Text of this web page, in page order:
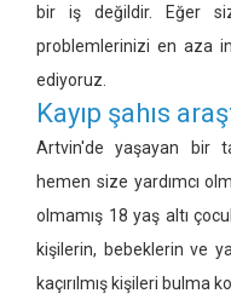
bir iş değildir. Eğer
problemlerinizi en aza
ediyoruz.
Kayıp şahıs
Artvin'de yaşayan bir
hemen size yardımcı
olmamış 18 yaş altı
kişilerin, bebeklerin ve
kaçırılmış kişileri bulma